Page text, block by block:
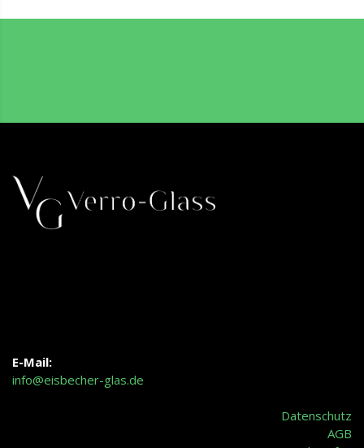
E-Mail:
info@eisbecher-glas.de
Datenschutz
AGB